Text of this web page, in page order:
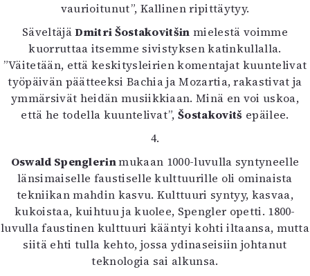
vaurioitunut”, Kallinen ripittäytyy.
SäveltäjäDmitri Šostakovitšin mielestä voimme
kuorruttaa itsemme sivistyksen katinkullalla.
”Väitetään, että keskitysleirien komentajat kuuntelivat
työpäivän päätteeksi Bachia ja Mozartia, rakastivat ja
ymmärsivät heidän musiikkiaan. Minä en voi uskoa,
että he todella kuuntelivat”,Šostakovitš epäilee.
4.
Oswald Spenglerinmukaan 1000-luvulla syntyneelle
länsimaiselle faustiselle kulttuurille oli ominaista
tekniikan mahdin kasvu. Kulttuuri syntyy, kasvaa,
kukoistaa, kuihtuu ja kuolee, Spengler opetti. 1800-
luvulla faustinen kulttuuri kääntyi kohti iltaansa, mutta
siitä ehti tulla kehto, jossa ydinaseisiin johtanut
teknologia sai alkunsa.